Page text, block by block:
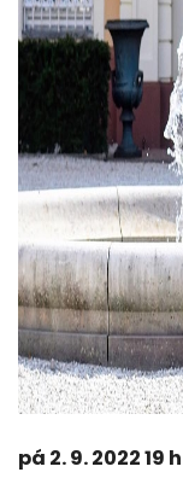
pá 2. 9. 2022 19 h